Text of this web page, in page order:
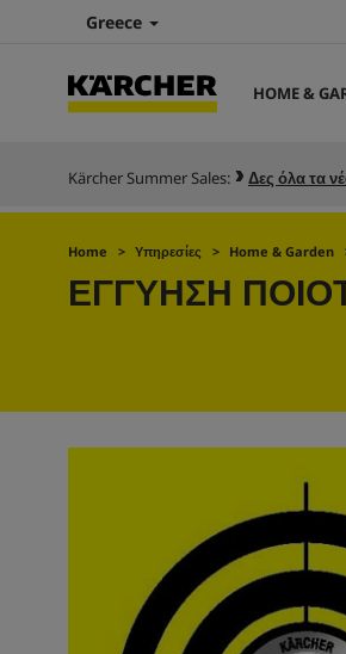
Greece
HOME &
Kärcher Summer Sales: Δες όλα τα
Home Υπηρεσίες Home & Garden
ΕΓΓΥΗΣΗ